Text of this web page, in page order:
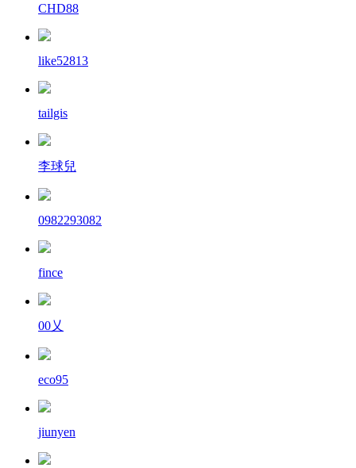
CHD88
like52813
tailgis
李球兒
0982293082
fince
00乂
eco95
jiunyen